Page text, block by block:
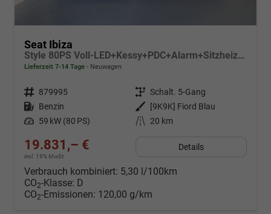
Seat Ibiza
Style 80PS Voll-LED+Kessy+PDC+Alarm+Sitzheizung+Kamera+App-Connect
Lieferzeit 7-14 Tage Neuwagen
Fahrzeugnr. 879995 Getriebe Schalt. 5-Gang
Kraftstoff Benzin Außenfarbe
[9K9K] Fiord Blau
Leistung 59 kW (80 PS) Kilometerstand 20 km
19.831,– €
incl. 19% MwSt.
Details
Verbrauch kombiniert: 5,30 l/100km
CO2-Klasse: D
CO2-Emissionen: 120,00 g/km